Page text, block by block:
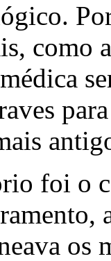
como
foi o
os